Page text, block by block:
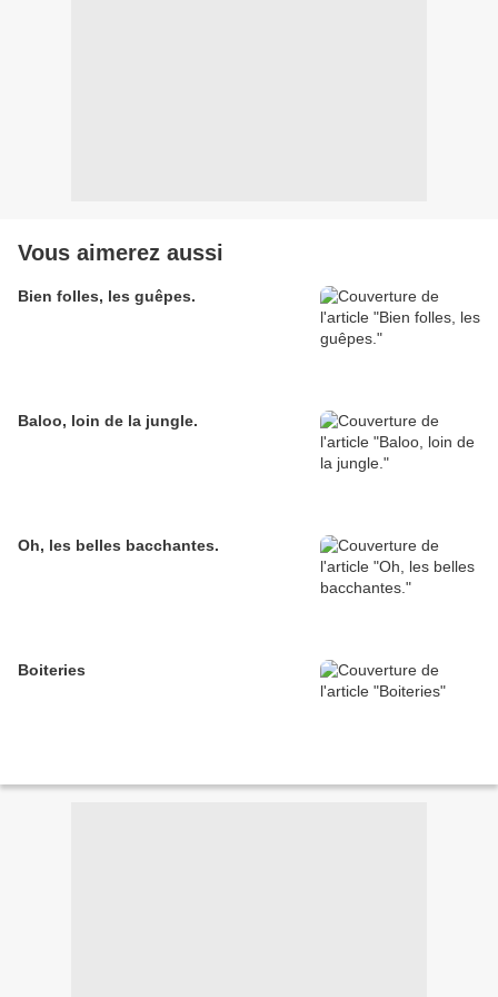
Vous aimerez aussi
Bien folles, les guêpes.
Baloo, loin de la jungle.
Oh, les belles bacchantes.
Boiteries